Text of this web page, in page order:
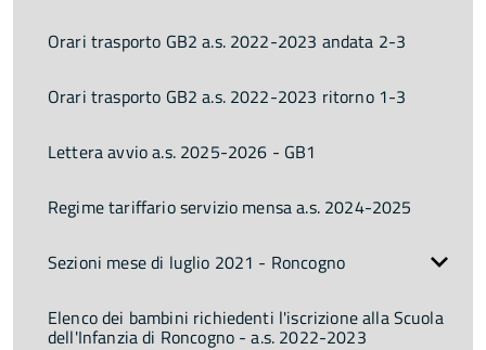
Orari trasporto GB2 a.s. 2022-2023 andata 2-3
Orari trasporto GB2 a.s. 2022-2023 ritorno 1-3
Lettera avvio a.s. 2025-2026 - GB1
Regime tariffario servizio mensa a.s. 2024-2025
Sezioni mese di luglio 2021 - Roncogno
Elenco dei bambini richiedenti l'iscrizione alla Scuola
dell'Infanzia di Roncogno - a.s. 2022-2023